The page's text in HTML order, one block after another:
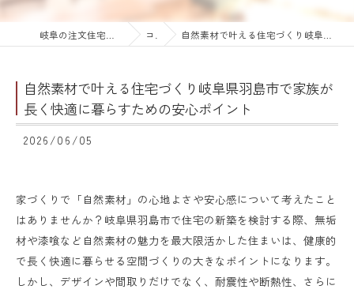
コラム 自然素材で叶える住宅づくり岐阜県羽島市で家族が長く快適に暮らすための安心ポイント
自然素材で叶える住宅づくり岐阜県羽島市で家族が
長く快適に暮らすための安心ポイント
2026/06/05
家づくりで「自然素材」の心地よさや安心感について考えたこと
はありませんか？岐阜県羽島市で住宅の新築を検討する際、無垢
材や漆喰など自然素材の魅力を最大限活かした住まいは、健康的
で長く快適に暮らせる空間づくりの大きなポイントになります。
しかし、デザインや間取りだけでなく、耐震性や断熱性、さらに